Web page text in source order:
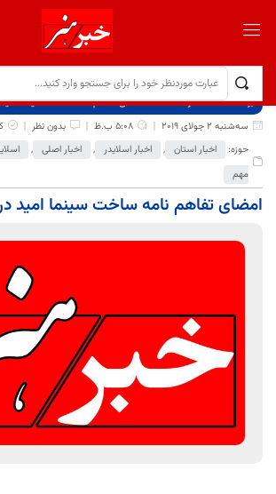
برگ نخست نوشته‌ها
امضای تفاهم نامه ساخت سینما
سه‌شنبه 2 جولای 2019
5:08 ب.ظ بدون نظر
حوزه:
اخبار استان , اخبار اسلایدر , اخبار اصلی ,
مهم
امضای تفاهم نامه ساخت سینما امید